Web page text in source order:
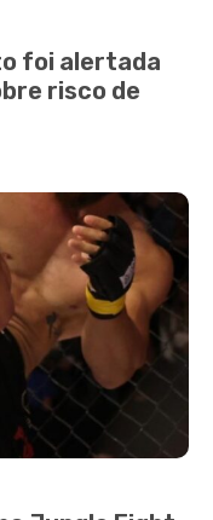
foi alertada
risco de